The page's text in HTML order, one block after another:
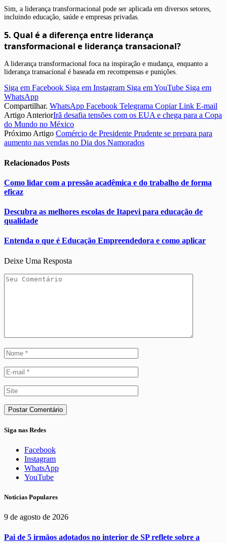
Sim, a liderança transformacional pode ser aplicada em diversos setores,
incluindo educação, saúde e empresas privadas.
5. Qual é a diferença entre liderança
transformacional e liderança transacional?
A liderança transformacional foca na inspiração e mudança, enquanto a
liderança transacional é baseada em recompensas e punições.
Siga em Facebook Siga em Instagram Siga em YouTube Siga em
WhatsApp
Compartilhar. WhatsApp Facebook Telegrama Copiar Link E-mail
Artigo AnteriorIrã desafia tensões com os EUA e chega para a Copa
do Mundo no México
Próximo Artigo Comércio de Presidente Prudente se prepara para
aumento nas vendas no Dia dos Namorados
Relacionados Posts
Como lidar com a pressão acadêmica e do trabalho de forma
eficaz
Descubra as melhores escolas de Itapevi para educação de
qualidade
Entenda o que é Educação Empreendedora e como aplicar
Deixe Uma Resposta
Siga nas Redes
Facebook
Instagram
WhatsApp
YouTube
Noticias Populares
9 de agosto de 2026
Pai de 5 irmãos adotados no interior de SP reflete sobre a